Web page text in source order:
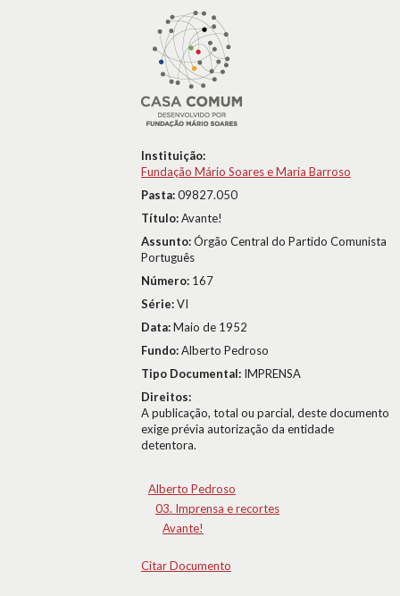
Instituição:
Fundação Mário Soares e Maria Barroso
Pasta:09827.050
Título:Avante!
Assunto:Órgão Central do Partido Comunista
Português
Número: 167
Série:VI
Data:Maio de 1952
Fundo:Alberto Pedroso
Tipo Documental: IMPRENSA
Direitos:
A publicação, total ou parcial, deste documento
exige prévia autorização da entidade
detentora.
Alberto Pedroso
03. Imprensa e recortes
Avante!
Citar Documento